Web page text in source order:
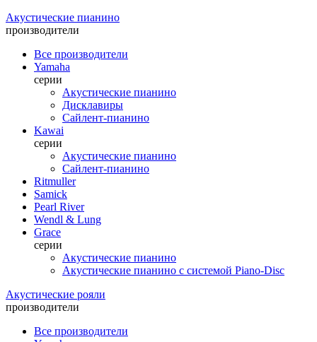
Акустические пианино
производители
Все производители
Yamaha
серии
Акустические пианино
Дисклавиры
Сайлент-пианино
Kawai
серии
Акустические пианино
Сайлент-пианино
Ritmuller
Samick
Pearl River
Wendl & Lung
Grace
серии
Акустические пианино
Акустические пианино с системой Piano-Disc
Акустические рояли
производители
Все производители